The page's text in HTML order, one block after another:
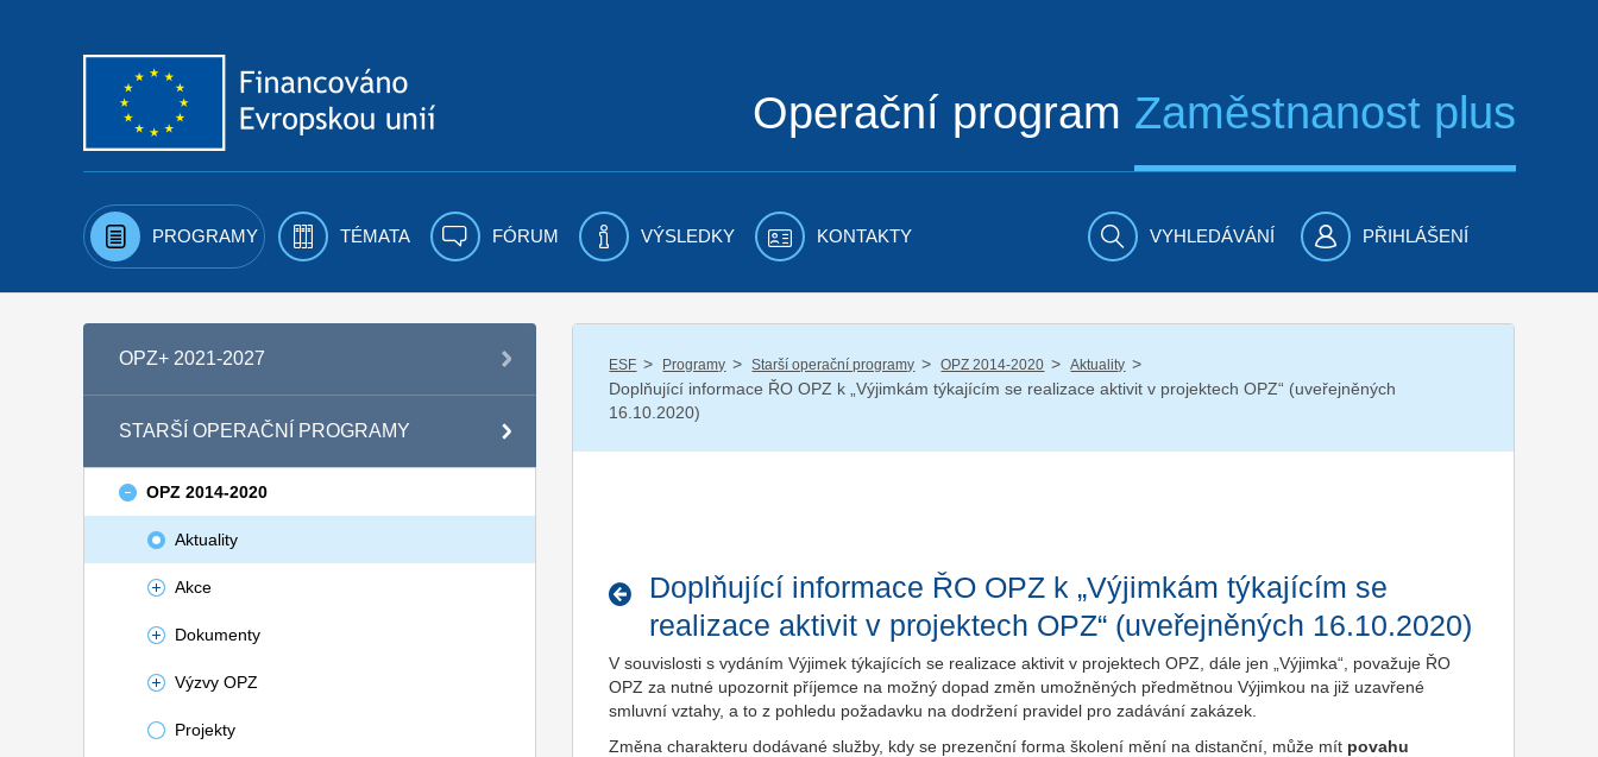
Operační program Zaměstnanost plus
PROGRAMY TÉMATA FÓRUM VÝSLEDKY KONTAKTY VYHLEDÁVÁNÍ PŘIHLÁŠENÍ
OPZ+ 2021-2027
STARŠÍ OPERAČNÍ PROGRAMY
OPZ 2014-2020
Aktuality
Akce
Dokumenty
Výzvy OPZ
Projekty
ESF / Programy / Starší operační programy / OPZ 2014-2020 / Aktuality /
Doplňující informace ŘO OPZ k „Výjimkám týkajícím se realizace aktivit v projektech OPZ“ (uveřejněných
16.10.2020)
Doplňující informace ŘO OPZ k „Výjimkám týkajícím se
realizace aktivit v projektech OPZ“ (uveřejněných 16.10.2020)
V souvislosti s vydáním Výjimek týkajících se realizace aktivit v projektech OPZ, dále jen „Výjimka“, považuje ŘO
OPZ za nutné upozornit příjemce na možný dopad změn umožněných předmětnou Výjimkou na již uzavřené
smluvní vztahy, a to z pohledu požadavku na dodržení pravidel pro zadávání zakázek.
Změna charakteru dodávané služby, kdy se prezenční forma školení mění na distanční, může mít povahu